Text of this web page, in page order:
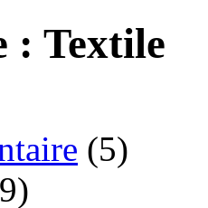
: Textile
(5)